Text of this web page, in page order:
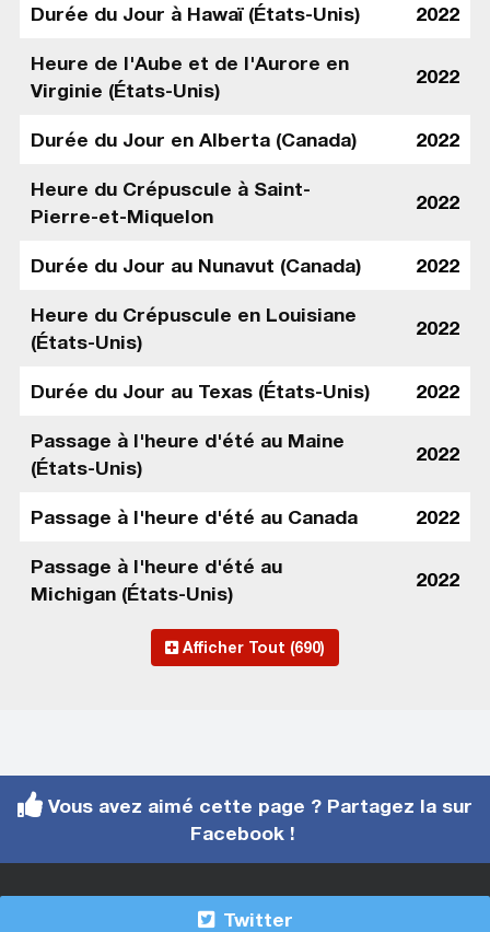
Durée du Jour à Hawaï (États-Unis) 2022
Heure de l'Aube et de l'Aurore en
Virginie (États-Unis)
2022
Durée du Jour en Alberta (Canada) 2022
Heure du Crépuscule à Saint-
Pierre-et-Miquelon
2022
Durée du Jour au Nunavut (Canada) 2022
Heure du Crépuscule en Louisiane
(États-Unis)
2022
Durée du Jour au Texas (États-Unis) 2022
Passage à l'heure d'été au Maine
(États-Unis)
2022
Passage à l'heure d'été au Canada 2022
Passage à l'heure d'été au
Michigan (États-Unis)
2022
Afficher Tout (690)
Vous avez aimé cette page ? Partagez la sur
Facebook !
Twitter